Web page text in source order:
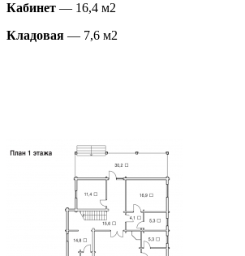
Кабинет — 16,4 м2
Кладовая — 7,6 м2